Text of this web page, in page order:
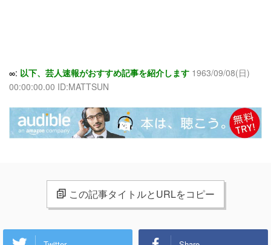
∞: 以下、芸人速報がおすすめ記事を紹介します 1963/09/08(日)
00:00:00.00 ID:MATTSUN
この記事タイトルとURLをコピー